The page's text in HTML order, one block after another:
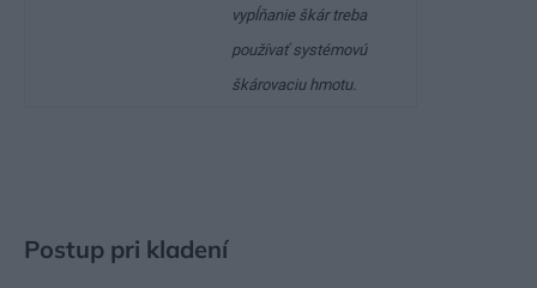
vypĺňanie škár treba
používať systémovú
škárovaciu hmotu.
Postup pri kladení